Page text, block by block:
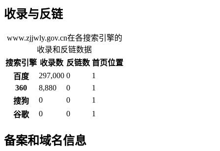
收录与反链
www.zjjwly.gov.cn在各搜索引擎的
收录和反链数据
搜索引擎 收录数 反链数 首页位置
百度
297,000 0
1
360
8,880 0
1
搜狗
0 0
1
谷歌
0 0 1
备案和域名信息